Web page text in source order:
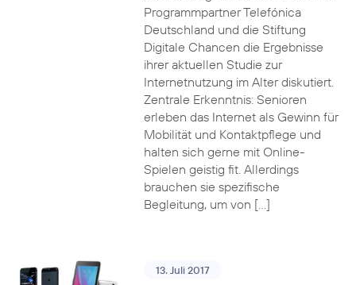
Programmpartner Telefónica
Deutschland und die Stiftung
Digitale Chancen die Ergebnisse
ihrer aktuellen Studie zur
Internetnutzung im Alter diskutiert.
Zentrale Erkenntnis: Senioren
erleben das Internet als Gewinn für
Mobilität und Kontaktpflege und
halten sich gerne mit Online-
Spielen geistig fit. Allerdings
brauchen sie spezifische
Begleitung, um von […]
13. Juli 2017